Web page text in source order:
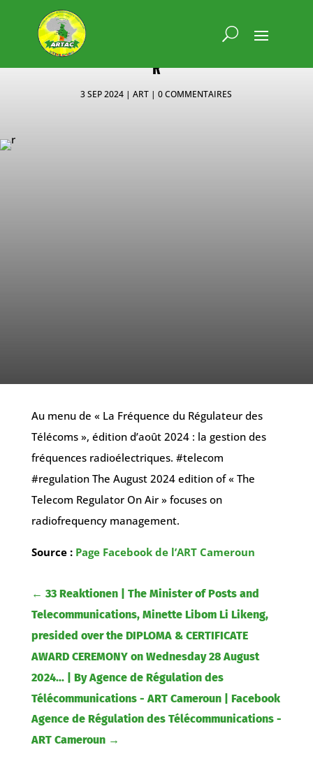
R
3 SEP 2024 ART 0 COMMENTAIRES
Au menu de « La Fréquence du Régulateur des
Télécoms », édition d’août 2024 : la gestion des
fréquences radioélectriques. #telecom
#regulation The August 2024 edition of « The
Telecom Regulator On Air » focuses on
radiofrequency management.
Source : Page Facebook de l’ART Cameroun
← 33 Reaktionen | The Minister of Posts and
Telecommunications, Minette Libom Li Likeng,
presided over the DIPLOMA & CERTIFICATE
AWARD CEREMONY on Wednesday 28 August
2024... | By Agence de Régulation des
Télécommunications - ART Cameroun | Facebook
Agence de Régulation des Télécommunications -
ART Cameroun→